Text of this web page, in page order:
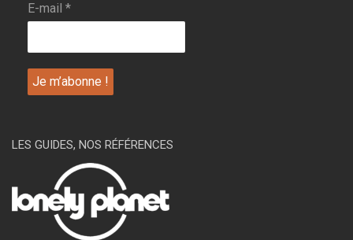
E-mail *
LES GUIDES, NOS RÉFÉRENCES